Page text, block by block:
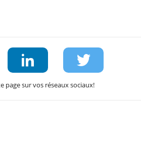
page sur vos réseaux sociaux!